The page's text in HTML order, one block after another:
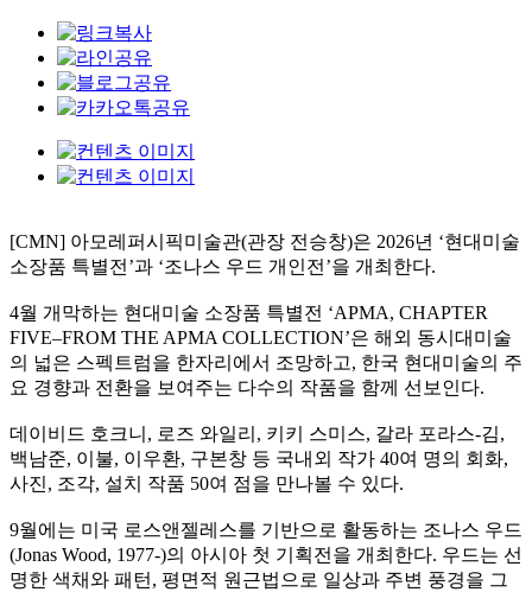
[CMN] 아모레퍼시픽미술관(관장 전승창)은 2026년 ‘현대미술
소장품 특별전’과 ‘조나스 우드 개인전’을 개최한다.
4월 개막하는 현대미술 소장품 특별전 ‘APMA, CHAPTER
FIVE–FROM THE APMA COLLECTION’은 해외 동시대미술
의 넓은 스펙트럼을 한자리에서 조망하고, 한국 현대미술의 주
요 경향과 전환을 보여주는 다수의 작품을 함께 선보인다.
데이비드 호크니, 로즈 와일리, 키키 스미스, 갈라 포라스-김,
백남준, 이불, 이우환, 구본창 등 국내외 작가 40여 명의 회화,
사진, 조각, 설치 작품 50여 점을 만나볼 수 있다.
9월에는 미국 로스앤젤레스를 기반으로 활동하는 조나스 우드
(Jonas Wood, 1977-)의 아시아 첫 기획전을 개최한다. 우드는 선
명한 색채와 패턴, 평면적 원근법으로 일상과 주변 풍경을 그